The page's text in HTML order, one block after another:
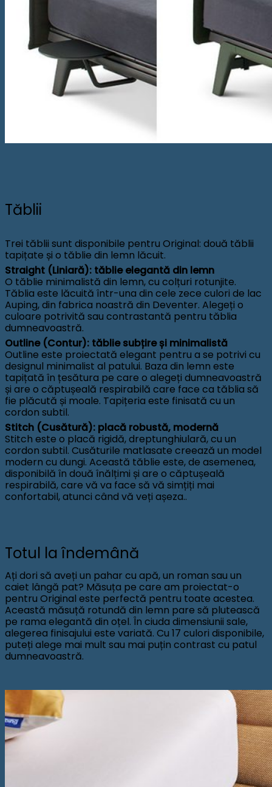
Tăblii
Trei tăblii sunt disponibile pentru Original: două tăblii
tapițate și o tăblie din lemn lăcuit.
Straight (Liniară): tăblie elegantă din lemn
O tăblie minimalistă din lemn, cu colțuri rotunjite.
Tăblia este lăcuită într-una din cele zece culori de lac
Auping, din fabrica noastră din Deventer. Alegeți o
culoare potrivită sau contrastantă pentru tăblia
dumneavoastră.
Outline (Contur): tăblie subțire și minimalistă
Outline este proiectată elegant pentru a se potrivi cu
designul minimalist al patului. Baza din lemn este
tapițată în țesătura pe care o alegeți dumneavoastră
și are o căptușeală respirabilă care face ca tăblia să
fie plăcută și moale. Tapițeria este finisată cu un
cordon subtil.
Stitch (Cusătură): placă robustă, modernă
Stitch este o placă rigidă, dreptunghiulară, cu un
cordon subtil. Cusăturile matlasate creează un model
modern cu dungi. Această tăblie este, de asemenea,
disponibilă în două înălțimi și are o căptușeală
respirabilă, care vă va face să vă simțiți mai
confortabil, atunci când vă veți așeza..
Totul la îndemână
Ați dori să aveți un pahar cu apă, un roman sau un
caiet lângă pat? Măsuța pe care am proiectat-o
pentru Original este perfectă pentru toate acestea.
Această măsuță rotundă din lemn pare să plutească
pe rama elegantă din oțel. În ciuda dimensiunii sale,
alegerea finisajului este variată. Cu 17 culori disponibile,
puteți alege mai mult sau mai puțin contrast cu patul
dumneavoastră.